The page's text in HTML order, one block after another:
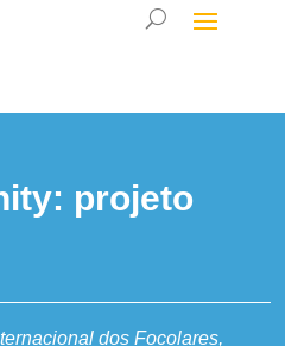
projeto
dos Focolares,